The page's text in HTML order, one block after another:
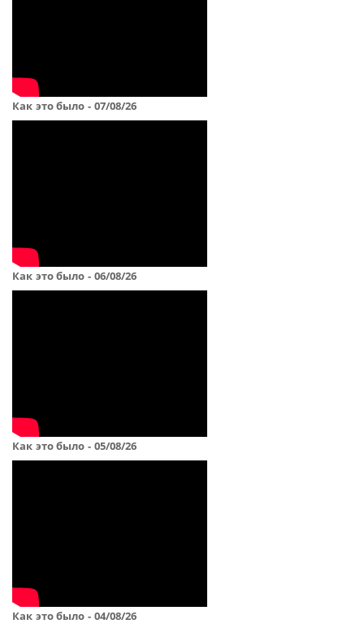
Как это было - 07/08/26
Как это было - 06/08/26
Как это было - 05/08/26
Как это было - 04/08/26